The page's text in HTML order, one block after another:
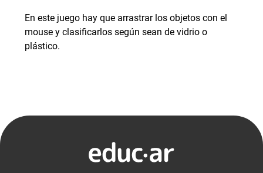
En este juego hay que arrastrar los objetos con el
mouse y clasificarlos según sean de vidrio o
plástico.